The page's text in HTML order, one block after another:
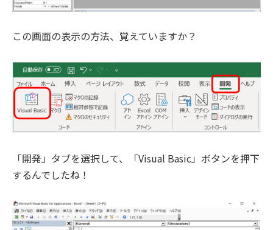
この画面の表示の方法、覚えていますか？
「開発」タブを選択して、「Visual Basic」ボタンを押下
するんでしたね！